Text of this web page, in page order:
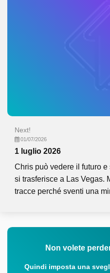
Next!
01/07/2026
1 luglio 2026
Chris può vedere il futuro
si trasferisce a Las Vegas.
tracce perché sventi una
Non volete
Quindi imposta una